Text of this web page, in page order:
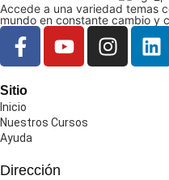
Accede a una variedad temas
mundo en constante cambio y
Sitio
Inicio
Nuestros Cursos
Ayuda
Dirección